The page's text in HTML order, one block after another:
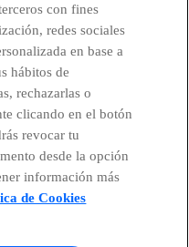
con fines
redes sociales
en base a
hábitos de
rechazarlas o
clicando en el botón
revocar tu
desde la opción
información más
de Cookies